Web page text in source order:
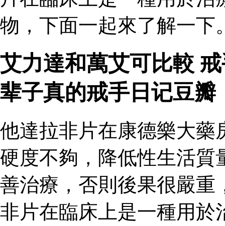
物，下面一起來了解一下
艾力達和萬艾可比較
辈子真的戒手日记豆瓣
他達拉非片在康德樂大藥
硬度不夠，降低性生活質
善治療，否則後果很嚴重
非片在臨床上是一種用於